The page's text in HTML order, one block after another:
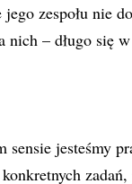
zespołu nie
– długo się
jesteśmy